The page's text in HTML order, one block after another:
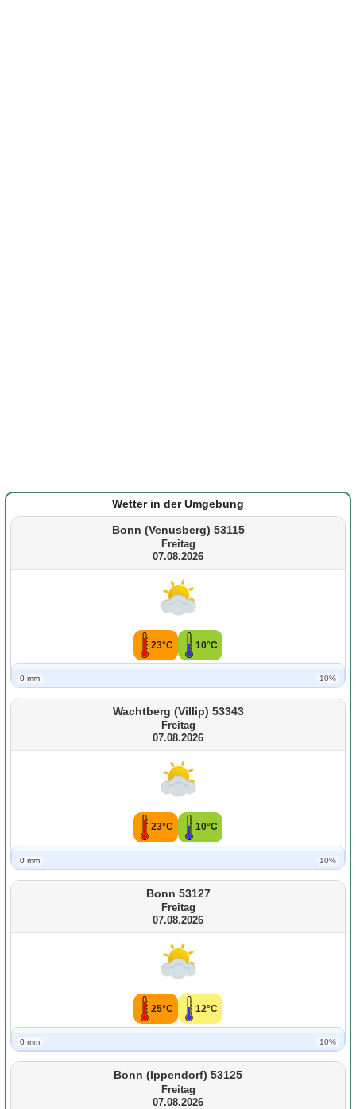
Wetter in der Umgebung
Bonn (Venusberg) 53115
Freitag
07.08.2026
23°C 10°C
0 mm 10%
Wachtberg (Villip) 53343
Freitag
07.08.2026
23°C 10°C
0 mm 10%
Bonn 53127
Freitag
07.08.2026
25°C 12°C
0 mm 10%
Bonn (Ippendorf) 53125
Freitag
07.08.2026